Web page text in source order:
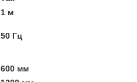
1 м
50 Гц
600 мм